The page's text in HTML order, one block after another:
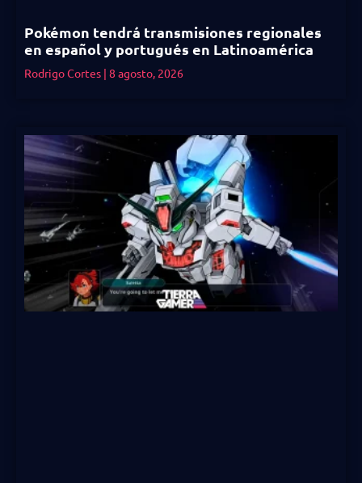
Pokémon tendrá transmisiones regionales
en español y portugués en Latinoamérica
Rodrigo Cortes 8 agosto, 2026